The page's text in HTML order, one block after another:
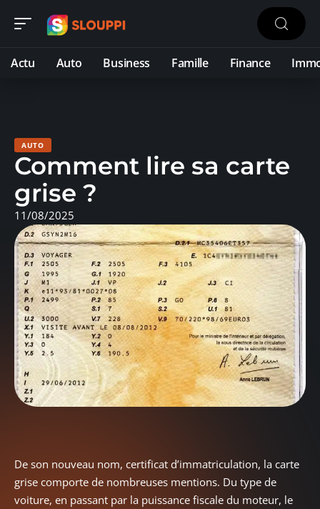
Actu Auto Business Famille Finance
AUTO
Comment lire sa carte
grise ?
11/08/2025
De son nouveau nom, certificat d’immatriculation, la carte
grise comporte de nombreuses mentions. Du type de
voiture, en passant par la puissance fiscale du moteur, le